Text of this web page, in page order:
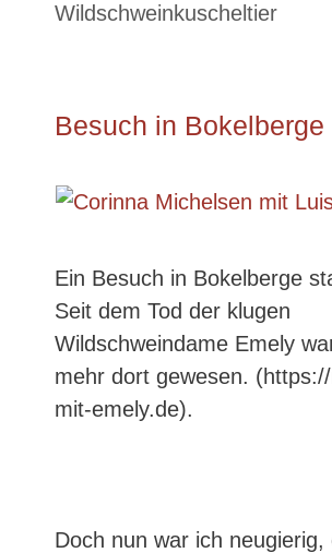
Wildschweinkuscheltier
Besuch in Bokelberge
Ein Besuch in Bokelberge
Seit dem Tod der klugen
Wildschweindame Emely
mehr dort gewesen.
mit-emely.de).
Doch nun war ich neugierig,